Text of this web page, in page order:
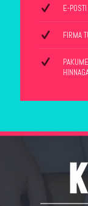
E-
FIRMA